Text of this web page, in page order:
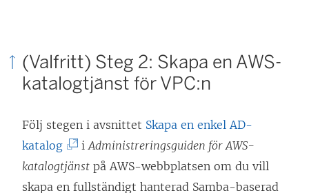
e
n
p
n
a
s
(Valfritt) Steg 2: Skapa en AWS-
katalogtjänst för VPC:n
Följ stegen i avsnittet Skapa en enkel AD-
katalog(
L
ä
iAdministreringsguiden för AWS-
katalogtjänst på AWS-webbplatsen om du vill
skapa en fullständigt hanterad Samba-baserad